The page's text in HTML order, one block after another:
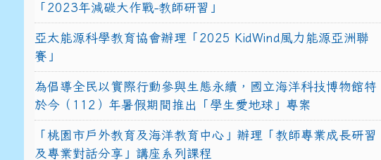
「2023年減碳大作戰-教師研習」
亞太能源科學教育協會辦理「2025 KidWind風力能源亞洲聯
賽」
為倡導全民以實際行動參與生態永續，國立海洋科技博物館特
於今（112）年暑假期間推出「學生愛地球」專案
「桃園市戶外教育及海洋教育中心」辦理「教師專業成長研習
及專業對話分享」講座系列課程